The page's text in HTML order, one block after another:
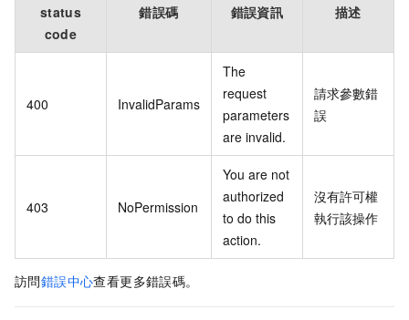
status
code
錯誤碼 錯誤資訊 描述
400 InvalidParams
The
request
parameters
are invalid.
請求參數錯
誤
403 NoPermission
You are not
authorized
to do this
action.
沒有許可權
執行該操作
訪問錯誤中心查看更多錯誤碼。